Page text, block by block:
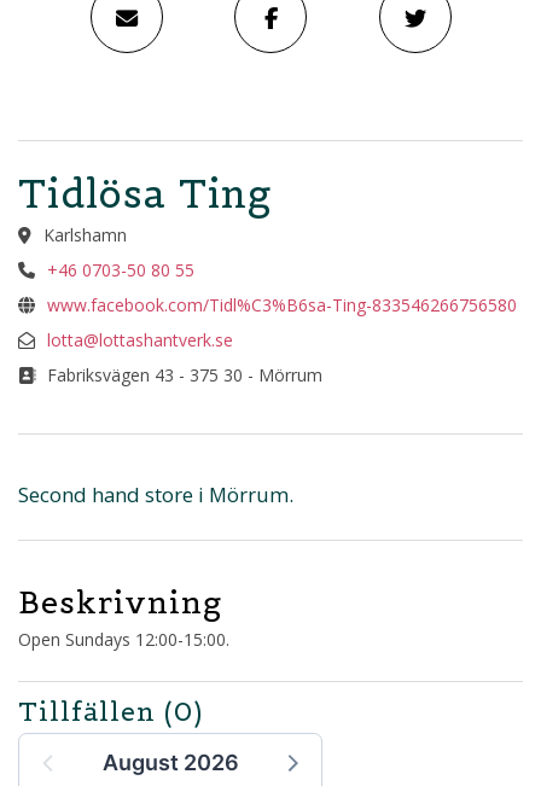
Tidlösa Ting
Karlshamn
+46 0703-50 80 55
www.facebook.com/Tidl%C3%B6sa-Ting-833546266756580
lotta@lottashantverk.se
Fabriksvägen 43 - 375 30 - Mörrum
Second hand store i Mörrum.
Beskrivning
Open Sundays 12:00-15:00.
Tillfällen (0)
August 2026